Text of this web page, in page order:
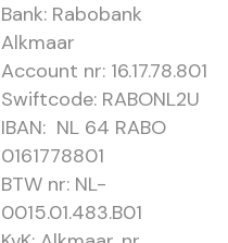
Bank: Rabobank
Alkmaar
Account nr: 16.17.78.801
Swiftcode: RABONL2U
IBAN: NL 64 RABO
0161778801
BTW nr: NL-
0015.01.483.B01